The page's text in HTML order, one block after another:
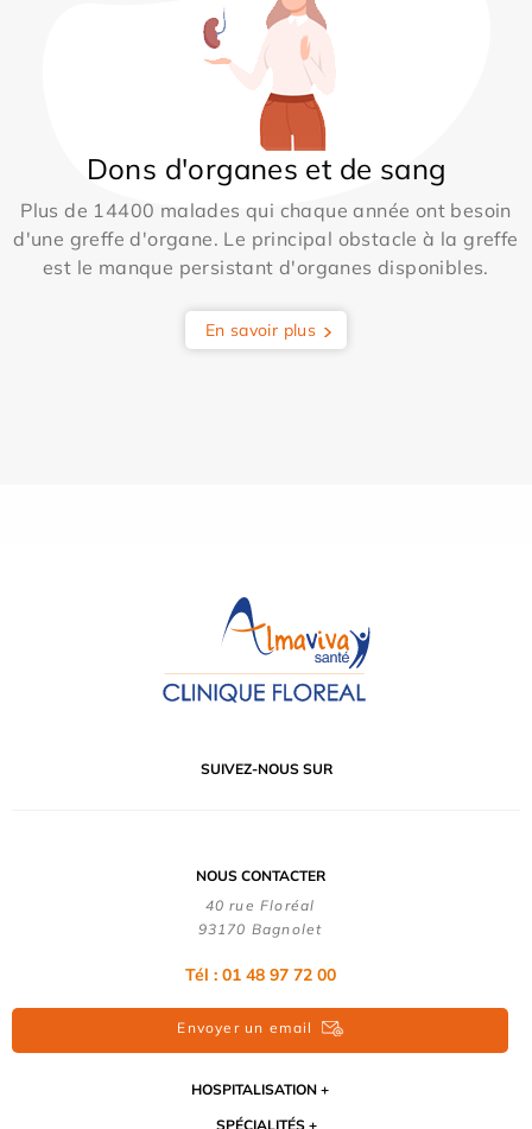
Dons d'organes et de sang
Plus de 14400 malades qui chaque année ont besoin
d'une greffe d'organe. Le principal obstacle à la greffe
est le manque persistant d'organes disponibles.
En savoir plus
SUIVEZ-NOUS SUR
NOUS CONTACTER
40 rue Floréal
93170 Bagnolet
Tél : 01 48 97 72 00
Envoyer un email
HOSPITALISATION
SPÉCIALITÉS